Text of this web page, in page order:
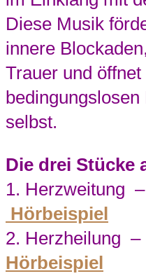
Diese Musik
innere
Trauer und
selbst.
Die drei Stücke
1. Herzweitung
Hörbeispiel
2. Herzheilung
Hörbeispiel